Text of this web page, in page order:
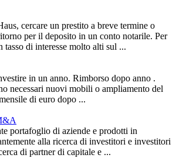
cercare un prestito a breve termine o
per il deposito in un conto notarile. Per
tasso di interesse molto alti sul ...
in un anno. Rimborso dopo anno .
necessari nuovi mobili o ampliamento del
di euro dopo ...
portafoglio di aziende e prodotti in
alla ricerca di investitori e investitori
di partner di capitale e ...